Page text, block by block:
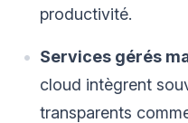
productivité.
Services gérés
cloud intègrent
transparents